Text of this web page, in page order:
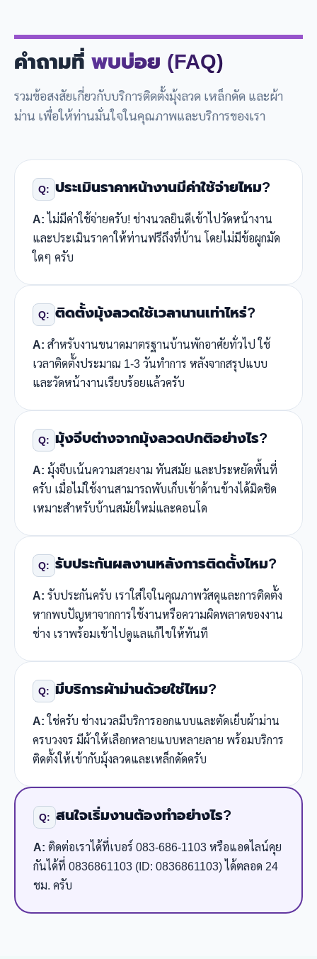
คำถามที่ พบบ่อย (FAQ)
รวมข้อสงสัยเกี่ยวกับบริการติดตั้งมุ้งลวด เหล็กดัด และผ้า
ม่าน เพื่อให้ท่านมั่นใจในคุณภาพและบริการของเรา
Q: ประเมินราคาหน้างานมีค่าใช้จ่ายไหม?
A:ไม่มีค่าใช้จ่ายครับ! ช่างนวลยินดีเข้าไปวัดหน้างาน
และประเมินราคาให้ท่านฟรีถึงที่บ้าน โดยไม่มีข้อผูกมัด
ใดๆ ครับ
Q: ติดตั้งมุ้งลวดใช้เวลานานเท่าไหร่?
A: สำหรับงานขนาดมาตรฐานบ้านพักอาศัยทั่วไป ใช้
เวลาติดตั้งประมาณ 1-3 วันทำการ หลังจากสรุปแบบ
และวัดหน้างานเรียบร้อยแล้วครับ
Q: มุ้งจีบต่างจากมุ้งลวดปกติอย่างไร?
A: มุ้งจีบเน้นความสวยงาม ทันสมัย และประหยัดพื้นที่
ครับ เมื่อไม่ใช้งานสามารถพับเก็บเข้าด้านข้างได้มิดชิด
เหมาะสำหรับบ้านสมัยใหม่และคอนโด
Q: รับประกันผลงานหลังการติดตั้งไหม?
A: รับประกันครับ เราใส่ใจในคุณภาพวัสดุและการติดตั้ง
หากพบปัญหาจากการใช้งานหรือความผิดพลาดของงาน
ช่าง เราพร้อมเข้าไปดูแลแก้ไขให้ทันที
Q: มีบริการผ้าม่านด้วยใช่ไหม?
A:ใช่ครับ ช่างนวลมีบริการออกแบบและตัดเย็บผ้าม่าน
ครบวงจร มีผ้าให้เลือกหลายแบบหลายลาย พร้อมบริการ
ติดตั้งให้เข้ากับมุ้งลวดและเหล็กดัดครับ
Q: สนใจเริ่มงานต้องทำอย่างไร?
A: ติดต่อเราได้ที่เบอร์ 083-686-1103 หรือแอดไลน์คุย
กันได้ที่ 0836861103 (ID: 0836861103) ได้ตลอด 24
ชม. ครับ